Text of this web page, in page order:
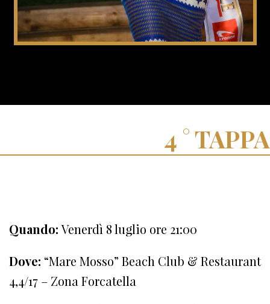
TAPPA
Quando:Venerdì 8 luglio ore 21:00
Dove: “Mare Mosso” Beach Club & Restaurant
4,4/17 – Zona Forcatella